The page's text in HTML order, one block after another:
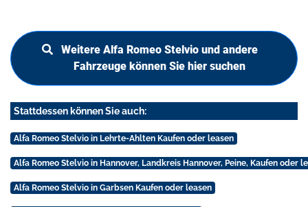
Weitere Alfa Romeo Stelvio und andere
Fahrzeuge können Sie hier suchen
Stattdessen können Sie auch:
Alfa Romeo Stelvio in Lehrte-Ahlten Kaufen oder leasen
Alfa Romeo Stelvio in Hannover, Landkreis Hannover, Peine, Kaufen oder
Alfa Romeo Stelvio in Garbsen Kaufen oder leasen